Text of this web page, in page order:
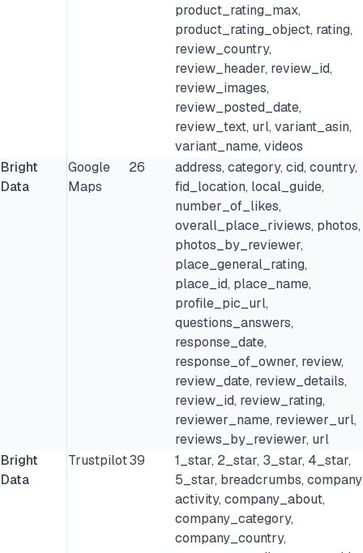
product_rating_max,
product_rating_object, rating,
review_country,
review_header, review_id,
review_images,
review_posted_date,
review_text, url, variant_asin,
variant_name, videos
Bright
Data
Google
Maps
26
address, category, cid, country,
fid_location, local_guide,
number_of_likes,
overall_place_riviews, photos,
photos_by_reviewer,
place_general_rating,
place_id, place_name,
profile_pic_url,
questions_answers,
response_date,
response_of_owner, review,
review_date, review_details,
review_id, review_rating,
reviewer_name, reviewer_url,
reviews_by_reviewer, url
Bright
Data
Trustpilot39
1_star, 2_star, 3_star, 4_star,
5_star, breadcrumbs, company
activity, company_about,
company_category,
company_country,